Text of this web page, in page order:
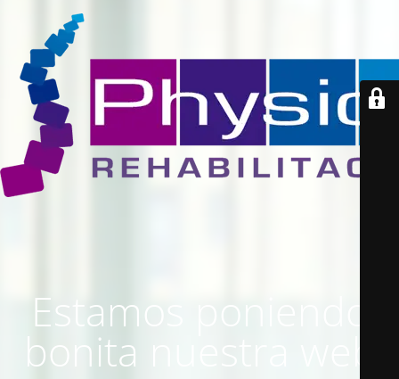
Estamos poniendo
bonita nuestra web